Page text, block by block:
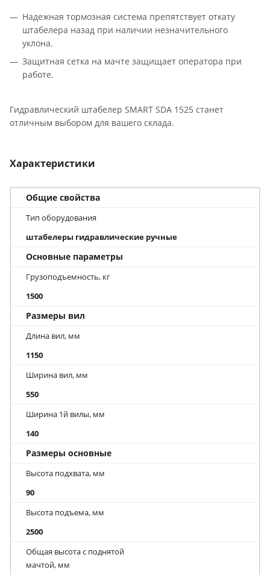
Надежная тормозная система препятствует откату
штабелера назад при наличии незначительного
уклона.
Защитная сетка на мачте защищает оператора при
работе.
Гидравлический штабелер SMART SDA 1525 станет
отличным выбором для вашего склада.
Характеристики
Общие свойства
Тип оборудования
штабелеры гидравлические ручные
Основные параметры
Грузоподъемность, кг
1500
Размеры вил
Длина вил, мм
1150
Ширина вил, мм
550
Ширина 1й вилы, мм
140
Размеры основные
Высота подхвата, мм
90
Высота подъема, мм
2500
Общая высота с поднятой
мачтой, мм